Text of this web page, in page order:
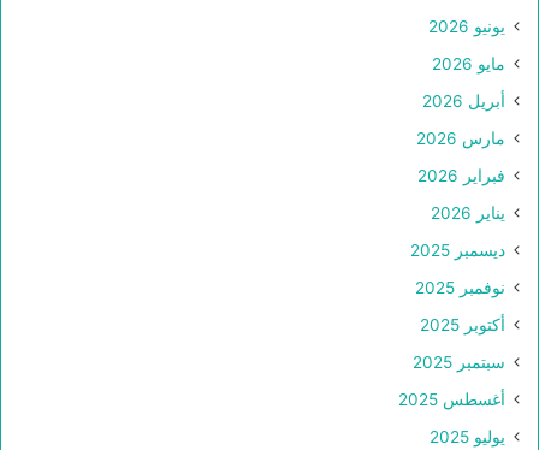
يونيو 2026
مايو 2026
أبريل 2026
مارس 2026
فبراير 2026
يناير 2026
ديسمبر 2025
نوفمبر 2025
أكتوبر 2025
سبتمبر 2025
أغسطس 2025
يوليو 2025